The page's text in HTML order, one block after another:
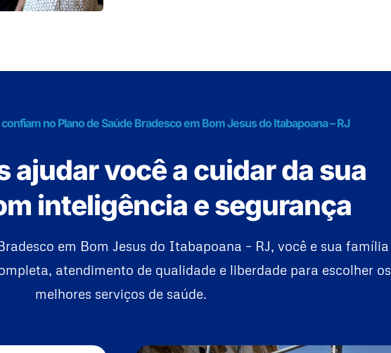
no Plano de Saúde Bradesco em Bom Jesus do Itabapoana – RJ
ajudar você a cuidar da sua
inteligência e segurança
em Bom Jesus do Itabapoana – RJ, você e sua família
atendimento de qualidade e liberdade para escolher os
melhores serviços de saúde.